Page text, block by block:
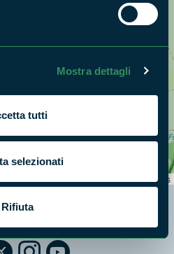
Mostra dettagli
tutti
selezionati
Rifiuta
contributors
social ufficiali